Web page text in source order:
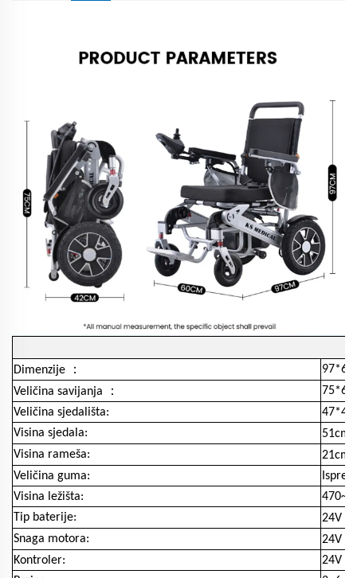
Dimenzije ：
Veličina savijanja
：
Veličina sjedališta:
Visina sjedala:
51cm
Visina rameša: 21cm
Veličina guma:
Visina ležišta:
Tip baterije:
24V
Snaga motora:
24V /
Kontroler:
24V /